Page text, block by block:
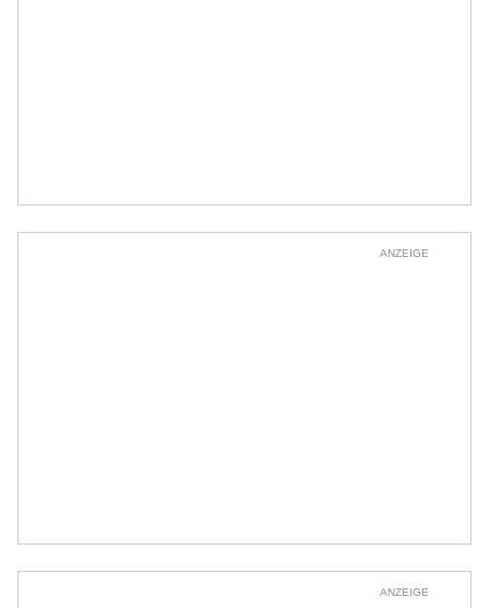
ANZEIGE
ANZEIGE